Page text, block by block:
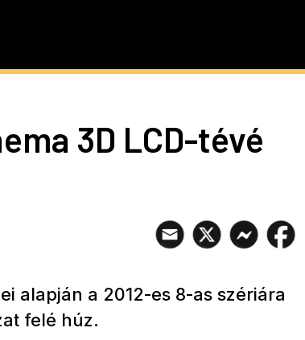
3D LCD-tévé
alapján a 2012-es 8-as szériára
felé húz.